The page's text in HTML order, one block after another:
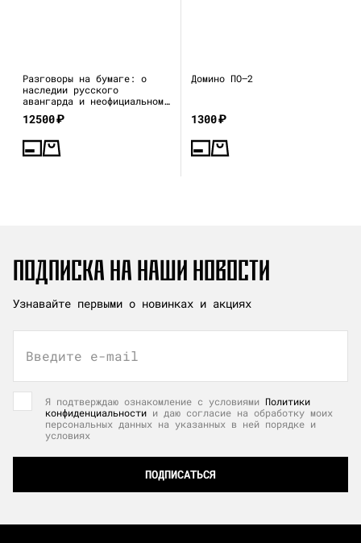
Разговоры на бумаге: о
наследии русского
авангарда и неофициальном
искусстве 1970–80-х
12500₽
Домино ПО—2
1300₽
ПОДПИСКА НА НАШИ НОВОСТИ
Узнавайте первыми о новинках и акциях
Введите e-mail
Я подтверждаю ознакомление с условиями Политики
конфиденциальности и даю согласие на обработку моих
персональных данных на указанных в ней порядке и
условиях
ПОДПИСАТЬСЯ